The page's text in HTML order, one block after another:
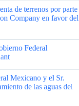
de terrenos por parte
Company en favor del
Federal
Mexicano y el Sr.
de las aguas del